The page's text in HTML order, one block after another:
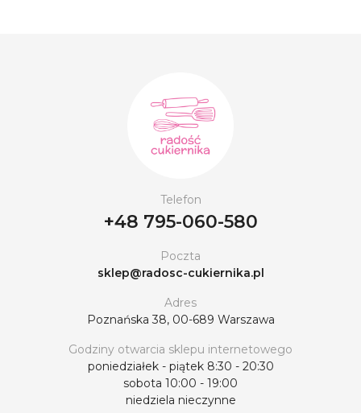
Telefon
+48 795-060-580
Poczta
sklep@radosc-cukiernika.pl
Adres
Poznańska 38, 00-689 Warszawa
Godziny otwarcia sklepu internetowego
poniedziałek - piątek 8:30 - 20:30
sobota 10:00 - 19:00
niedziela nieczynne